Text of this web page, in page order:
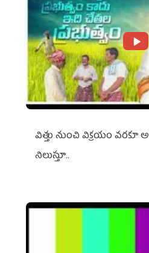
విత్తు నుంచి విక్రయం
నిలుస్తూ..